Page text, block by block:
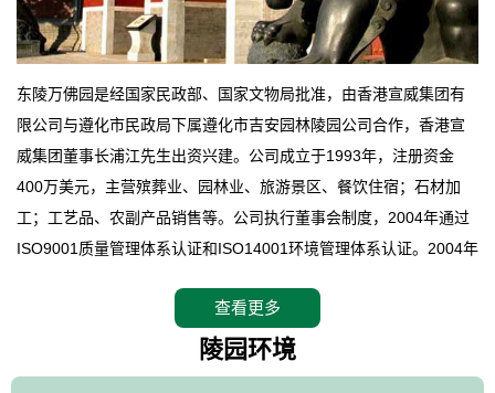
东陵万佛园是经国家民政部、国家文物局批准，由香港宣威集团有
限公司与遵化市民政局下属遵化市吉安园林陵园公司合作，香港宣
威集团董事长浦江先生出资兴建。公司成立于1993年，注册资金
400万美元，主营殡葬业、园林业、旅游景区、餐饮住宿；石材加
工；工艺品、农副产品销售等。公司执行董事会制度，2004年通过
ISO9001质量管理体系认证和ISO14001环境管理体系认证。2004年
拥有4A级旅游区头衔的花园式陵园，园内建有四星级酒店一座。
万佛园位于遵化市境内，座落在世界文化遗产清东陵地形墙内，地
形绝佳，地理位置优越，交通便利。公司以“建设全国顶级人生后花
查看更多
陵园环境